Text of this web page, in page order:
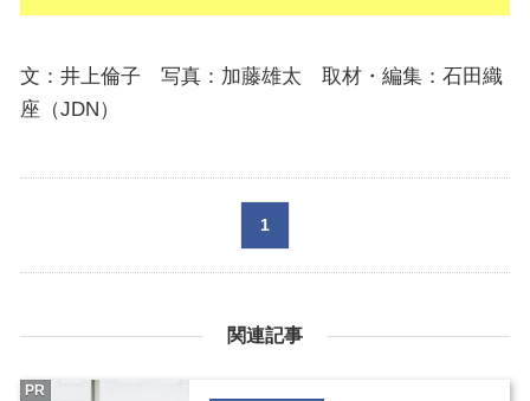
文：井上倫子 写真：加藤雄太 取材・編集：石田織
座（JDN）
1
関連記事
PR